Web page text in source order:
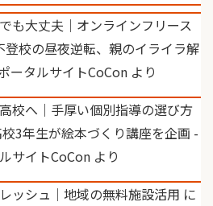
も大丈夫｜オンラインフリース
登校の昼夜逆転、親のイライラ解
ータルサイトCoCon より
校へ｜手厚い個別指導の選び方
3年生が絵本づくり講座を企画 -
サイトCoCon より
ッシュ｜地域の無料施設活用 に